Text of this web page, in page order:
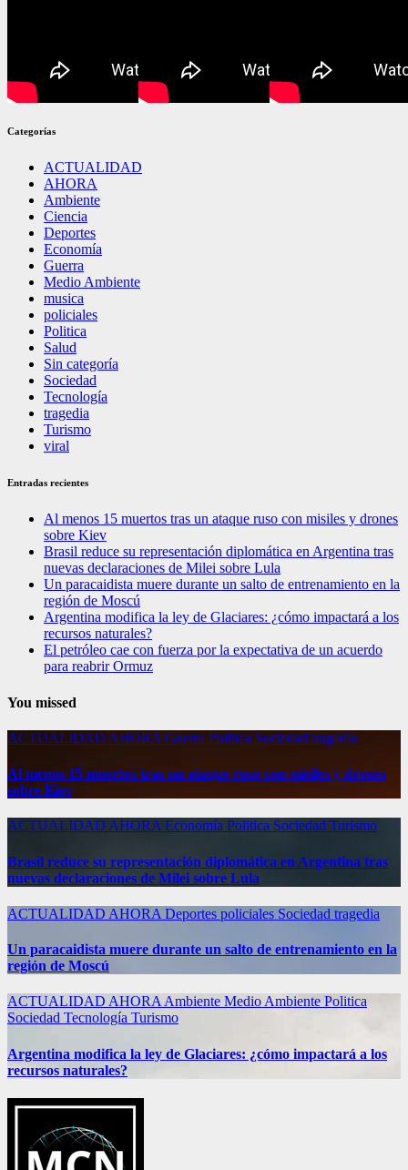
Categorías
ACTUALIDAD
AHORA
Ambiente
Ciencia
Deportes
Economía
Guerra
Medio Ambiente
musica
policiales
Politica
Salud
Sin categoría
Sociedad
Tecnología
tragedia
Turismo
viral
Entradas recientes
Al menos 15 muertos tras un ataque ruso con misiles y drones
sobre Kiev
Brasil reduce su representación diplomática en Argentina tras
nuevas declaraciones de Milei sobre Lula
Un paracaidista muere durante un salto de entrenamiento en la
región de Moscú
Argentina modifica la ley de Glaciares: ¿cómo impactará a los
recursos naturales?
El petróleo cae con fuerza por la expectativa de un acuerdo
para reabrir Ormuz
You missed
ACTUALIDAD AHORA Guerra Politica Sociedad tragedia
Al menos 15 muertos tras un ataque ruso con misiles y drones
sobre Kiev
ACTUALIDAD AHORA Economía Politica Sociedad Turismo
Brasil reduce su representación diplomática en Argentina tras
nuevas declaraciones de Milei sobre Lula
ACTUALIDAD AHORA Deportes policiales Sociedad tragedia
Un paracaidista muere durante un salto de entrenamiento en la
región de Moscú
ACTUALIDAD AHORAAmbiente Medio Ambiente Politica
Sociedad Tecnología Turismo
Argentina modifica la ley de Glaciares: ¿cómo impactará a los
recursos naturales?